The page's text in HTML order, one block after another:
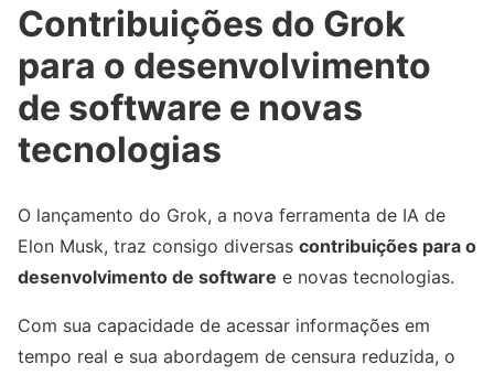
Contribuições do Grok
para o desenvolvimento
de software e novas
tecnologias
O lançamento do Grok, a nova ferramenta de IA de
Elon Musk, traz consigo diversas contribuições para o
desenvolvimento de software e novas tecnologias.
Com sua capacidade de acessar informações em
tempo real e sua abordagem de censura reduzida, o